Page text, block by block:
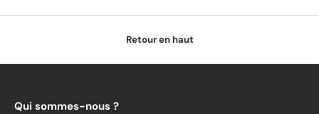
Retour en haut
Qui sommes-nous ?